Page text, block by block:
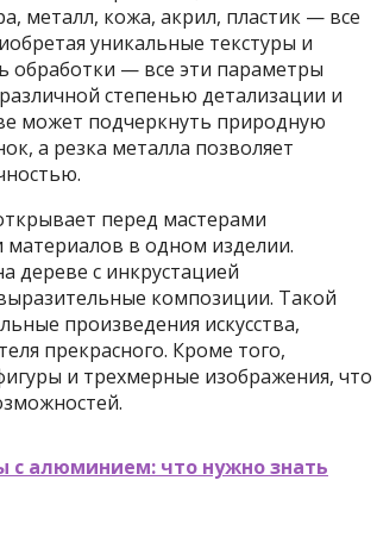
металл, кожа, акрил, пластик — все
уникальные текстуры и
обработки — все эти параметры
степенью детализации и
может подчеркнуть природную
а резка металла позволяет
перед мастерами
в одном изделии.
дереве с инкрустацией
композиции. Такой
произведения искусства,
прекрасного. Кроме того,
и трехмерные изображения, что
с алюминием: что нужно знать